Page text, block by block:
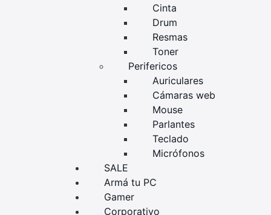
Cinta
Drum
Resmas
Toner
Perifericos
Auriculares
Cámaras web
Mouse
Parlantes
Teclado
Micrófonos
SALE
Armá tu PC
Gamer
Corporativo